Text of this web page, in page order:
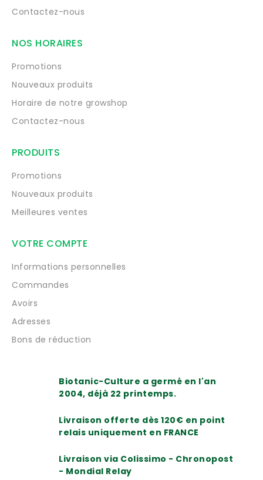
Contactez-nous
NOS HORAIRES
Promotions
Nouveaux produits
Horaire de notre growshop
Contactez-nous
PRODUITS
Promotions
Nouveaux produits
Meilleures ventes
VOTRE COMPTE
Informations personnelles
Commandes
Avoirs
Adresses
Bons de réduction
Biotanic-Culture a germé en l'an
2004, déjà 22 printemps.
Livraison offerte dès 120€ en point
relais uniquement en FRANCE
Livraison via Colissimo - Chronopost
- Mondial Relay